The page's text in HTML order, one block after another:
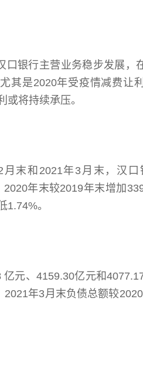
银行主营业务稳步发展，
其是2020年受疫情减费让
将持续承压。
末和2021年3月末，汉
年末较2019年末增加
1.74%。
元、4159.30亿元和
年3月末负债总额较